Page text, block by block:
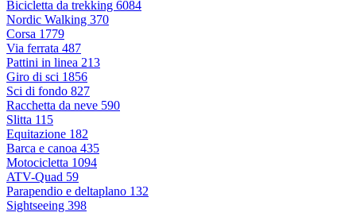
Bicicletta da trekking 6084
Nordic Walking 370
Corsa 1779
Via ferrata 487
Pattini in linea 213
Giro di sci 1856
Sci di fondo 827
Racchetta da neve 590
Slitta 115
Equitazione 182
Barca e canoa 435
Motocicletta 1094
ATV-Quad 59
Parapendio e deltaplano 132
Sightseeing 398